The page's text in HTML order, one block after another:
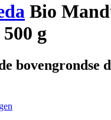
Bio
g
bovengrondse